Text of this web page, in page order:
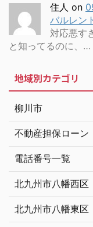
住人 on
バルレン
対応悪す
と知ってるのに、…
地域別カテゴリ
柳川市
不動産担保ローン
電話番号一覧
北九州市八幡西区
北九州市八幡東区